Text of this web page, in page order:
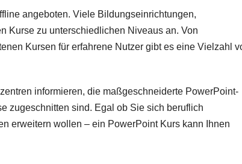
angeboten. Viele Bildungseinrichtungen,
Kurse zu unterschiedlichen Niveaus an. Von
Kursen für erfahrene Nutzer gibt es eine Vielzahl
informieren, die maßgeschneiderte PowerPoint-
zugeschnitten sind. Egal ob Sie sich beruflich
erweitern wollen – ein PowerPoint Kurs kann Ihnen